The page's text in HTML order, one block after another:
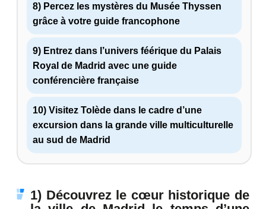
8) Percez les mystères du Musée Thyssen
grâce à votre guide francophone
9) Entrez dans l’univers féérique du Palais
Royal de Madrid avec une guide
conférencière française
10) Visitez Tolède dans le cadre d’une
excursion dans la grande ville multiculturelle
au sud de Madrid
1) Découvrez le cœur historique de